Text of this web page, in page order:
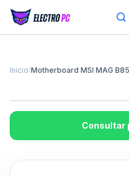
Inicio/Motherboard MSI MAG
Consultar